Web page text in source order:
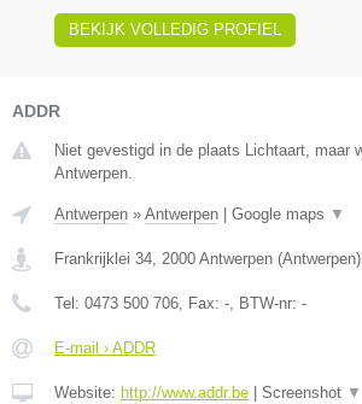
BEKIJK VOLLEDIG PROFIEL
ADDR
Niet gevestigd in de plaats Lichtaart, maar
Antwerpen.
Antwerpen » Antwerpen Google maps ▼
Frankrijklei 34 2000 Antwerpen (Antwerpen)
Tel: 0473 500 706 , Fax: - , BTW-nr: -
E-mail › ADDR
Website: http://www.addr.be Screenshot ▼